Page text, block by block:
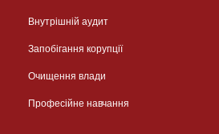
Внутрішній аудит
Запобігання корупції
Очищення влади
Професійне навчання